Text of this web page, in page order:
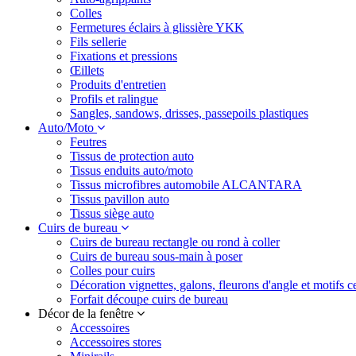
Colles
Fermetures éclairs à glissière YKK
Fils sellerie
Fixations et pressions
Œillets
Produits d'entretien
Profils et ralingue
Sangles, sandows, drisses, passepoils plastiques
Auto/Moto
Feutres
Tissus de protection auto
Tissus enduits auto/moto
Tissus microfibres automobile ALCANTARA
Tissus pavillon auto
Tissus siège auto
Cuirs de bureau
Cuirs de bureau rectangle ou rond à coller
Cuirs de bureau sous-main à poser
Colles pour cuirs
Décoration vignettes, galons, fleurons d'angle et motifs
Forfait découpe cuirs de bureau
Décor de la fenêtre
Accessoires
Accessoires stores